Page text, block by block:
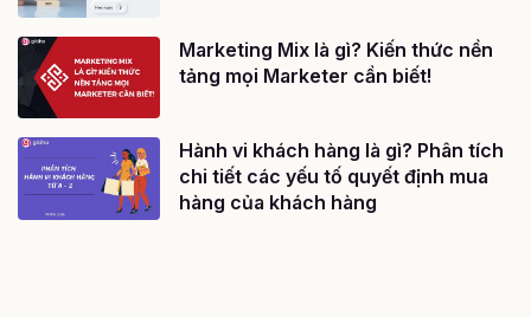
Marketing Mix là gì? Kiến thức nền
tảng mọi Marketer cần biết!
Hành vi khách hàng là gì? Phân tích
chi tiết các yếu tố quyết định mua
hàng của khách hàng